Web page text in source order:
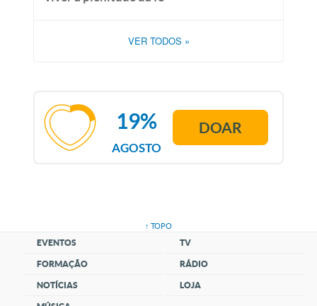
VER TODOS »
AGOSTO
19% DOAR
↑ TOPO
EVENTOS
FORMAÇÃO
NOTÍCIAS
TV
RÁDIO
LOJA